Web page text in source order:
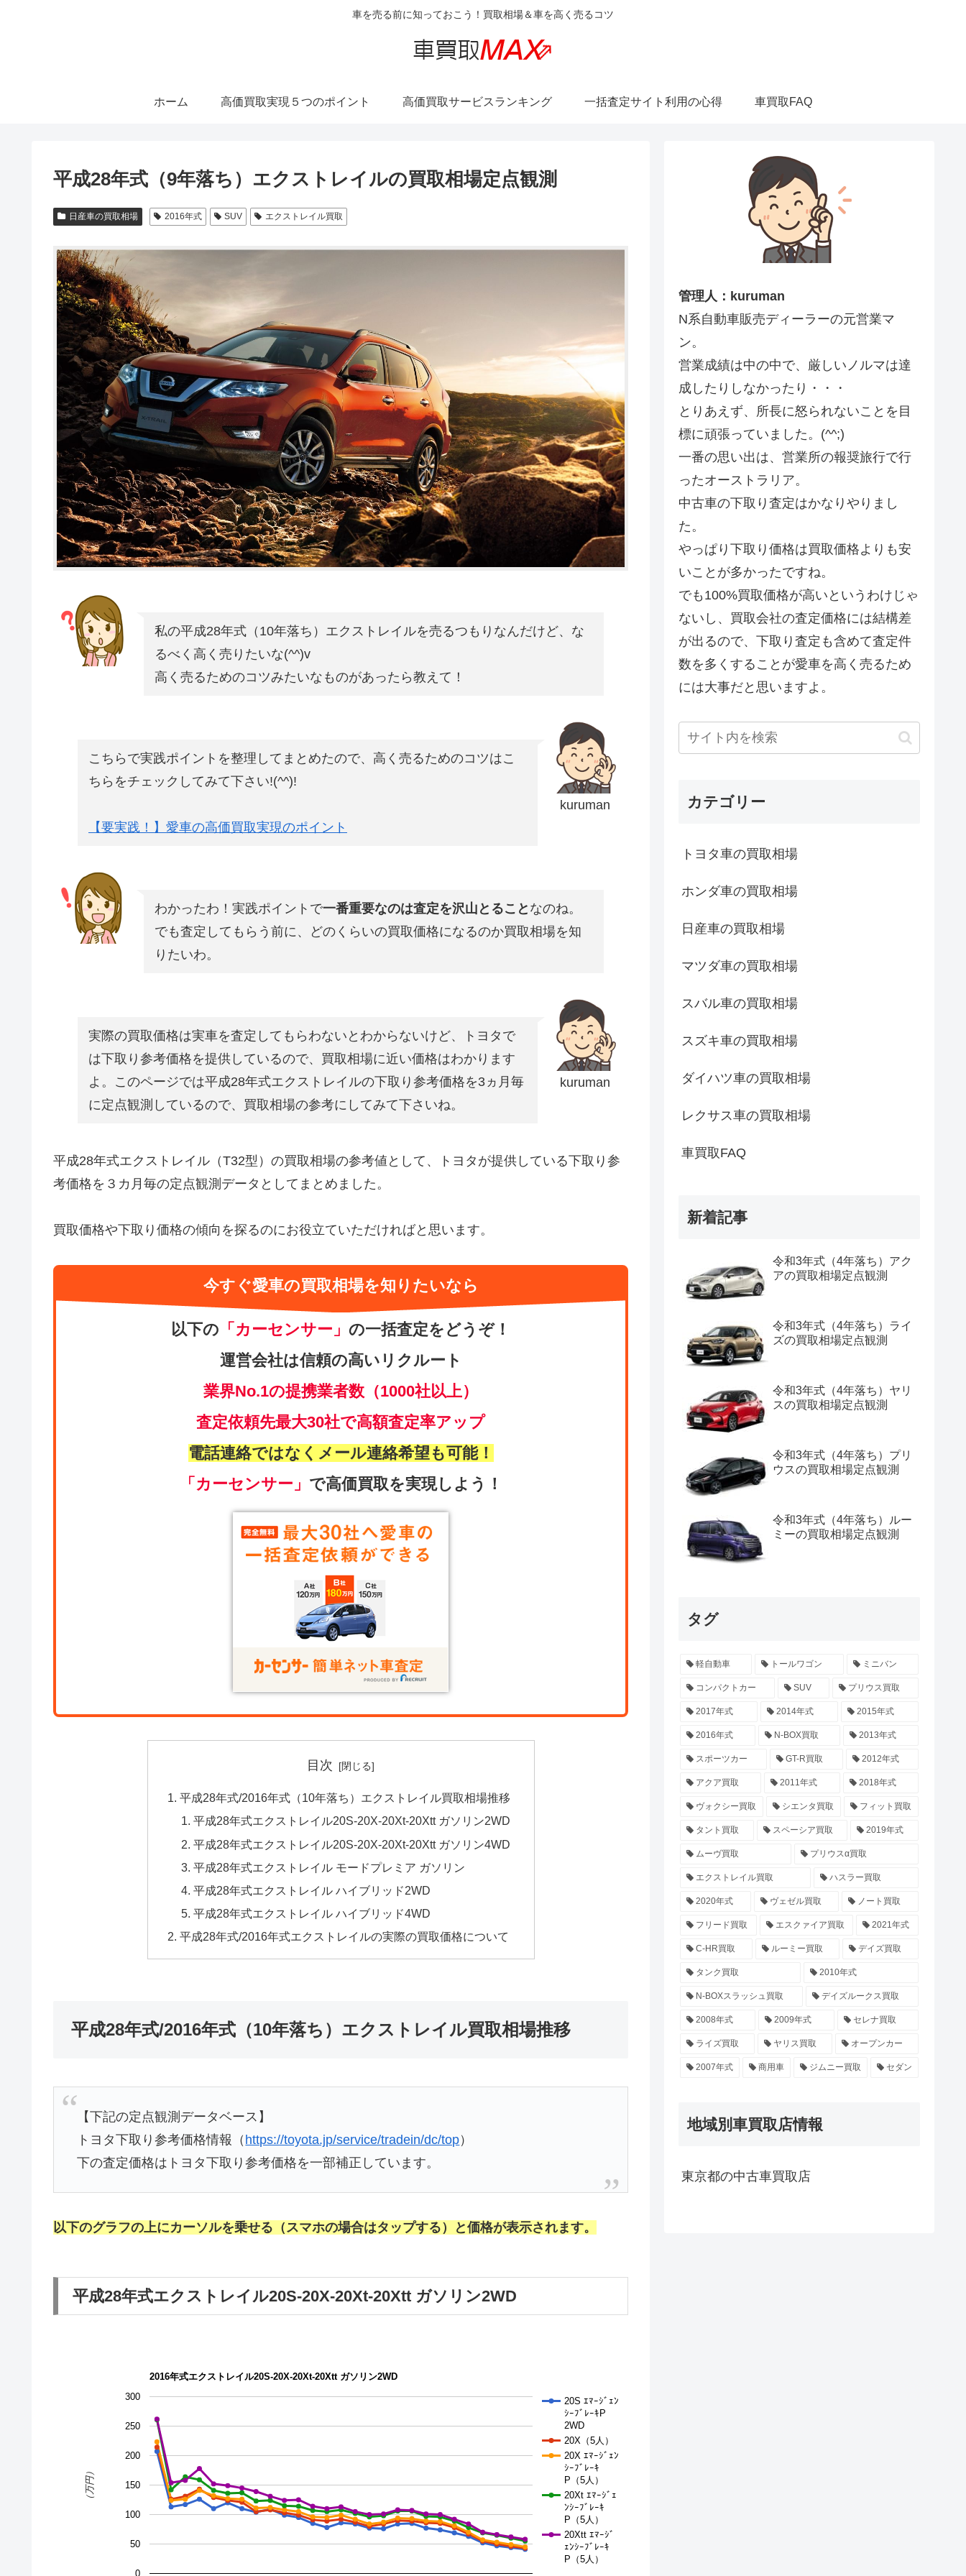
車を売る前に知っておこう！買取相場＆車を高く売るコツ
ホーム 高価買取実現５つのポイント 高価買取サービスランキング 一括査定サイト利用の心得 車買取FAQ
平成28年式（9年落ち）エクストレイルの買取相場定点観測
日産車の買取相場 2016年式 SUV エクストレイル買取
私の平成28年式（10年落ち）エクストレイルを売るつもりなんだけど、な
るべく高く売りたいな(^^)v
高く売るためのコツみたいなものがあったら教えて！
kuruman
こちらで実践ポイントを整理してまとめたので、高く売るためのコツはこ
ちらをチェックしてみて下さい!(^^)!
【要実践！】愛車の高価買取実現のポイント
わかったわ！実践ポイントで一番重要なのは査定を沢山とること なのね。
でも査定してもらう前に、どのくらいの買取価格になるのか買取相場を知
りたいわ。
kuruman
実際の買取価格は実車を査定してもらわないとわからないけど、トヨタで
は下取り参考価格を提供しているので、買取相場に近い価格はわかります
よ。このページでは平成28年式エクストレイルの下取り参考価格を3ヵ月毎
に定点観測しているので、買取相場の参考にしてみて下さいね。
平成28年式エクストレイル（T32型）の買取相場の参考値として、トヨタが提供している下取り参
考価格を３カ月毎の定点観測データとしてまとめました。
買取価格や下取り価格の傾向を探るのにお役立ていただければと思います。
今すぐ愛車の買取相場を知りたいなら
以下の 「カーセンサー」 の一括査定をどうぞ！
運営会社は信頼の高いリクルート
業界No.1の提携業者数（1000社以上）
査定依頼先最大30社で高額査定率アップ
電話連絡ではなくメール連絡希望も可能！
「カーセンサー」 で高価買取を実現しよう！
目次
平成28年式/2016年式（10年落ち）エクストレイル買取相場推移
平成28年式エクストレイル20S-20X-20Xt-20Xtt ガソリン2WD
平成28年式エクストレイル20S-20X-20Xt-20Xtt ガソリン4WD
平成28年式エクストレイル モードプレミア ガソリン
平成28年式エクストレイル ハイブリッド2WD
平成28年式エクストレイル ハイブリッド4WD
平成28年式/2016年式エクストレイルの実際の買取価格について
平成28年式/2016年式（10年落ち）エクストレイル買取相場推移
【下記の定点観測データベース】
トヨタ下取り参考価格情報（ https://toyota.jp/service/tradein/dc/top）
下の査定価格はトヨタ下取り参考価格を一部補正しています。
以下のグラフの上にカーソルを乗せる（スマホの場合はタップする）と価格が表示されます。
平成28年式エクストレイル20S-20X-20Xt-20Xtt ガソリン2WD
2016年式エクストレイル20S-20X-20Xt-20Xtt ガソリン2WD
20S ｴﾏｰｼﾞｪﾝ
ｼｰﾌﾞﾚｰｷP
2WD
20X（5人）
20X ｴﾏｰｼﾞｪﾝ
ｼｰﾌﾞﾚｰｷ
P（5人）
20Xt ｴﾏｰｼﾞｪ
ﾝｼｰﾌﾞﾚｰｷ
P（5人）
20Xtt ｴﾏｰｼﾞ
ｪﾝｼｰﾌﾞﾚｰｷ
P（5人）
0
50
100
150
200
250
300
（万円）
管理人：kuruman
N系自動車販売ディーラーの元営業マ
ン。
営業成績は中の中で、厳しいノルマは達
成したりしなかったり・・・
とりあえず、所長に怒られないことを目
標に頑張っていました。(^^;)
一番の思い出は、営業所の報奨旅行で行
ったオーストラリア。
中古車の下取り査定はかなりやりまし
た。
やっぱり下取り価格は買取価格よりも安
いことが多かったですね。
でも100%買取価格が高いというわけじゃ
ないし、買取会社の査定価格には結構差
が出るので、下取り査定も含めて査定件
数を多くすることが愛車を高く売るため
には大事だと思いますよ。
カテゴリー
トヨタ車の買取相場
ホンダ車の買取相場
日産車の買取相場
マツダ車の買取相場
スバル車の買取相場
スズキ車の買取相場
ダイハツ車の買取相場
レクサス車の買取相場
車買取FAQ
新着記事
令和3年式（4年落ち）アク
アの買取相場定点観測
令和3年式（4年落ち）ライ
ズの買取相場定点観測
令和3年式（4年落ち）ヤリ
スの買取相場定点観測
令和3年式（4年落ち）プリ
ウスの買取相場定点観測
令和3年式（4年落ち）ルー
ミーの買取相場定点観測
タグ
軽自動車 トールワゴン ミニバン
コンパクトカー SUV プリウス買取
2017年式 2014年式 2015年式
2016年式 N-BOX買取 2013年式
スポーツカー GT-R買取 2012年式
アクア買取 2011年式 2018年式
ヴォクシー買取 シエンタ買取 フィット買取
タント買取 スペーシア買取 2019年式
ムーヴ買取 プリウスα買取
エクストレイル買取 ハスラー買取
2020年式 ヴェゼル買取 ノート買取
フリード買取 エスクァイア買取 2021年式
C-HR買取 ルーミー買取 デイズ買取
タンク買取 2010年式
N-BOXスラッシュ買取 デイズルークス買取
2008年式 2009年式 セレナ買取
ライズ買取 ヤリス買取 オープンカー
2007年式 商用車 ジムニー買取 セダン
地域別車買取店情報
東京都の中古車買取店